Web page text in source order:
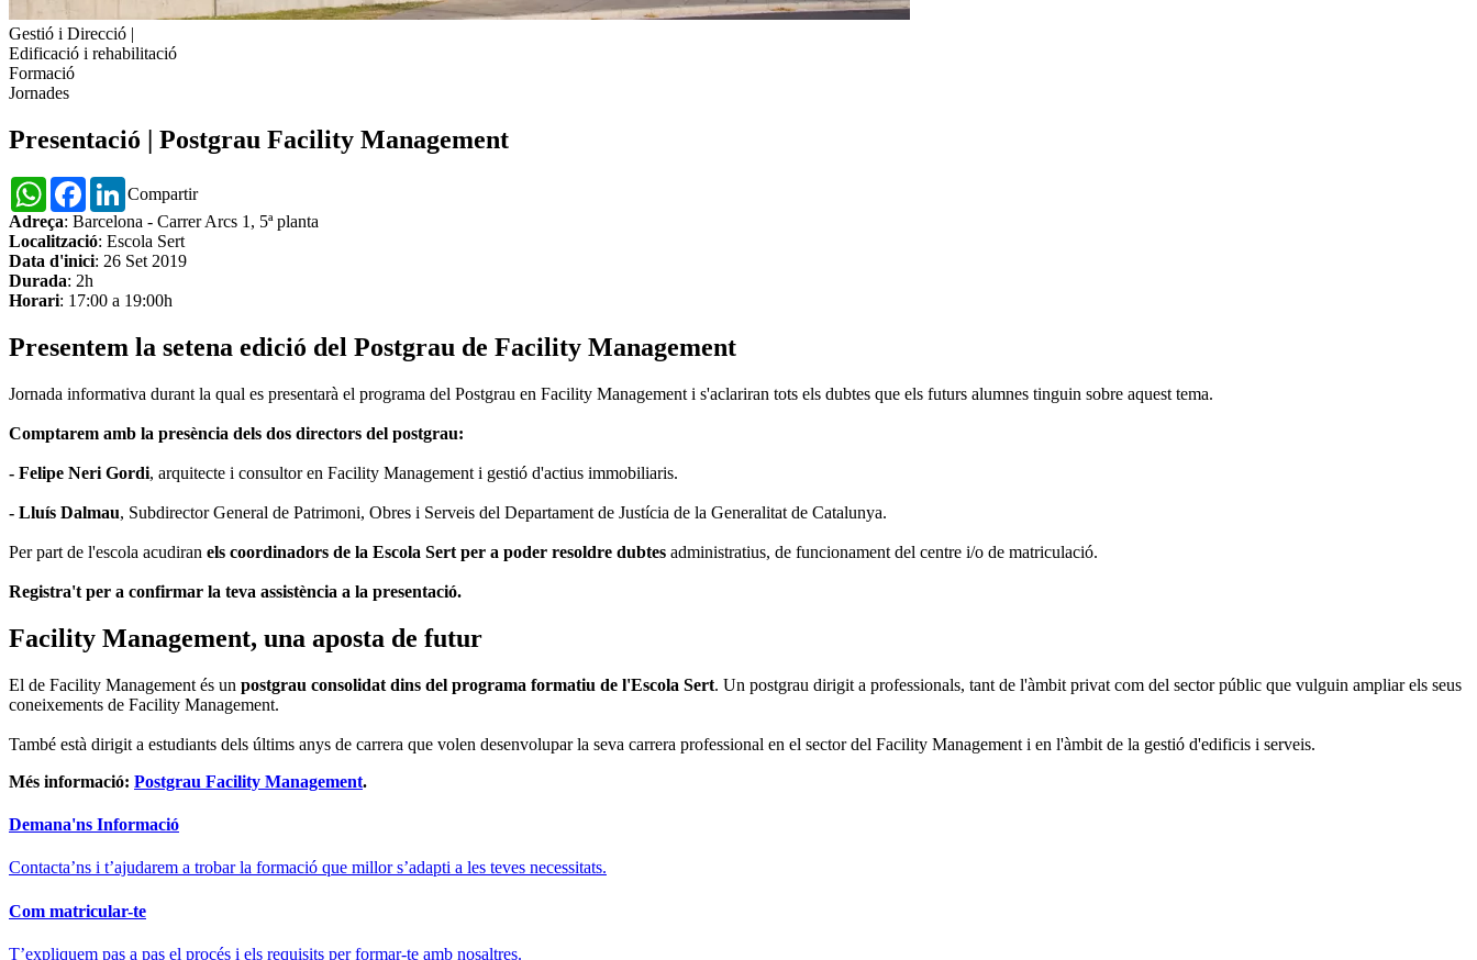
Gestió i Direcció |
Edificació i rehabilitació
Formació
Jornades
Presentació | Postgrau Facility Management
Compartir
WhatsAppFacebookLinkedIn
Adreça: Barcelona - Carrer Arcs 1, 5ª planta
Localització: Escola Sert
Data d'inici: 26 Set 2019
Durada: 2h
Horari: 17:00 a 19:00h
Presentem la setena edició del Postgrau de Facility Management
Jornada informativa durant la qual es presentarà el programa del Postgrau en Facility Management i s'aclariran tots els dubtes que els futurs alumnes tinguin sobre aquest tema.
Comptarem amb la presència dels dos directors del postgrau:
- Felipe Neri Gordi, arquitecte i consultor en Facility Management i gestió d'actius immobiliaris.
- Lluís Dalmau, Subdirector General de Patrimoni, Obres i Serveis del Departament de Justícia de la Generalitat de Catalunya.
Per part de l'escola acudiran els coordinadors de la Escola Sert per a poder resoldre dubtes administratius, de funcionament del centre i/o de matriculació.
Registra't per a confirmar la teva assistència a la presentació.
Facility Management, una aposta de futur
El de Facility Management és un postgrau consolidat dins del programa formatiu de l'Escola Sert. Un postgrau dirigit a professionals, tant de l'àmbit privat com del sector públic que vulguin ampliar els seus
coneixements de Facility Management.
També està dirigit a estudiants dels últims anys de carrera que volen desenvolupar la seva carrera professional en el sector del Facility Management i en l'àmbit de la gestió d'edificis i serveis.
Més informació: Postgrau Facility Management.
Demana'ns Informació
Contacta’ns i t’ajudarem a trobar la formació que millor s’adapti a les teves necessitats.
Com matricular-te
T’expliquem pas a pas el procés i els requisits per formar-te amb nosaltres.